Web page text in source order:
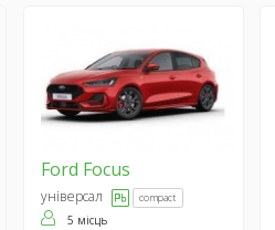
Ford Focus
універсал compact
5 місць